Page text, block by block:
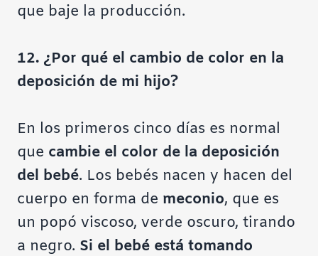
que baje la producción.
12. ¿Por qué el cambio de color en la
deposición de mi hijo?
En los primeros cinco días es normal
que cambie el color de la deposición
del bebé. Los bebés nacen y hacen del
cuerpo en forma de meconio, que es
un popó viscoso, verde oscuro, tirando
a negro. Si el bebé está tomando